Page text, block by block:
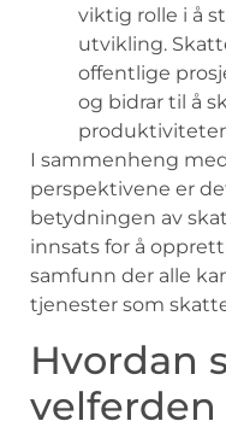
viktig rolle i å⁤
utvikling.
offentlige
og bidrar‍ til å
I sammenheng⁤
perspektivene‍ er
betydningen av
innsats for å
samfunn‍ der alle
tjenester som
Hvordan⁤
velferden